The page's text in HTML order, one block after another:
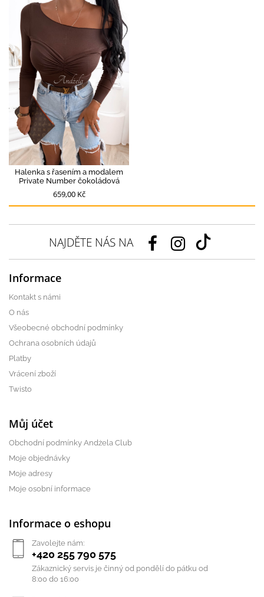
Halenka s řasením a modalem
Private Number čokoládová
659,00 Kč
NAJDĚTE NÁS NA
Informace
Kontakt s námi
O nás
Všeobecné obchodní podmínky
Ochrana osobních údajů
Platby
Vrácení zboží
Twisto
Můj účet
Obchodní podmínky Andżela Club
Moje objednávky
Moje adresy
Moje osobní informace
Informace o eshopu
Zavolejte nám:
+420 255 790 575
Zákaznický servis je činný od pondělí do pátku od
8:00 do 16:00